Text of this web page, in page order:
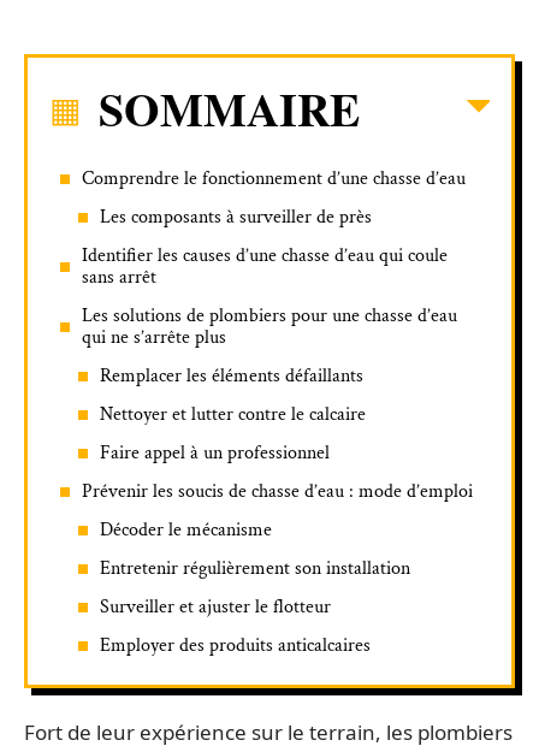
SOMMAIRE
Comprendre le fonctionnement d’une chasse d’eau
Les composants à surveiller de près
Identifier les causes d’une chasse d’eau qui coule
sans arrêt
Les solutions de plombiers pour une chasse d’eau
qui ne s’arrête plus
Remplacer les éléments défaillants
Nettoyer et lutter contre le calcaire
Faire appel à un professionnel
Prévenir les soucis de chasse d’eau : mode d’emploi
Décoder le mécanisme
Entretenir régulièrement son installation
Surveiller et ajuster le flotteur
Employer des produits anticalcaires
Fort de leur expérience sur le terrain, les plombiers